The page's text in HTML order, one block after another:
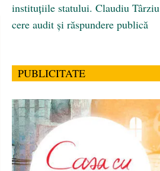
instituțiile statului. Claudiu Târziu
cere audit și răspundere publică
PUBLICITATE